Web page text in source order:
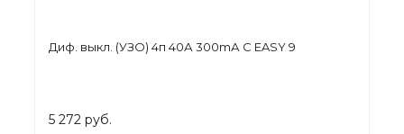
Диф. выкл. (УЗО) 4п 40А 300mА C EASY 9
5 272 руб.